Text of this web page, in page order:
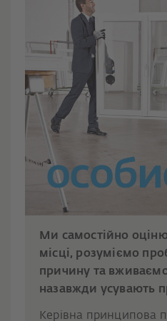
Ми самостійно
місці, розуміємо
причину та вживаємо
назавжди усувають
Керівна принципова